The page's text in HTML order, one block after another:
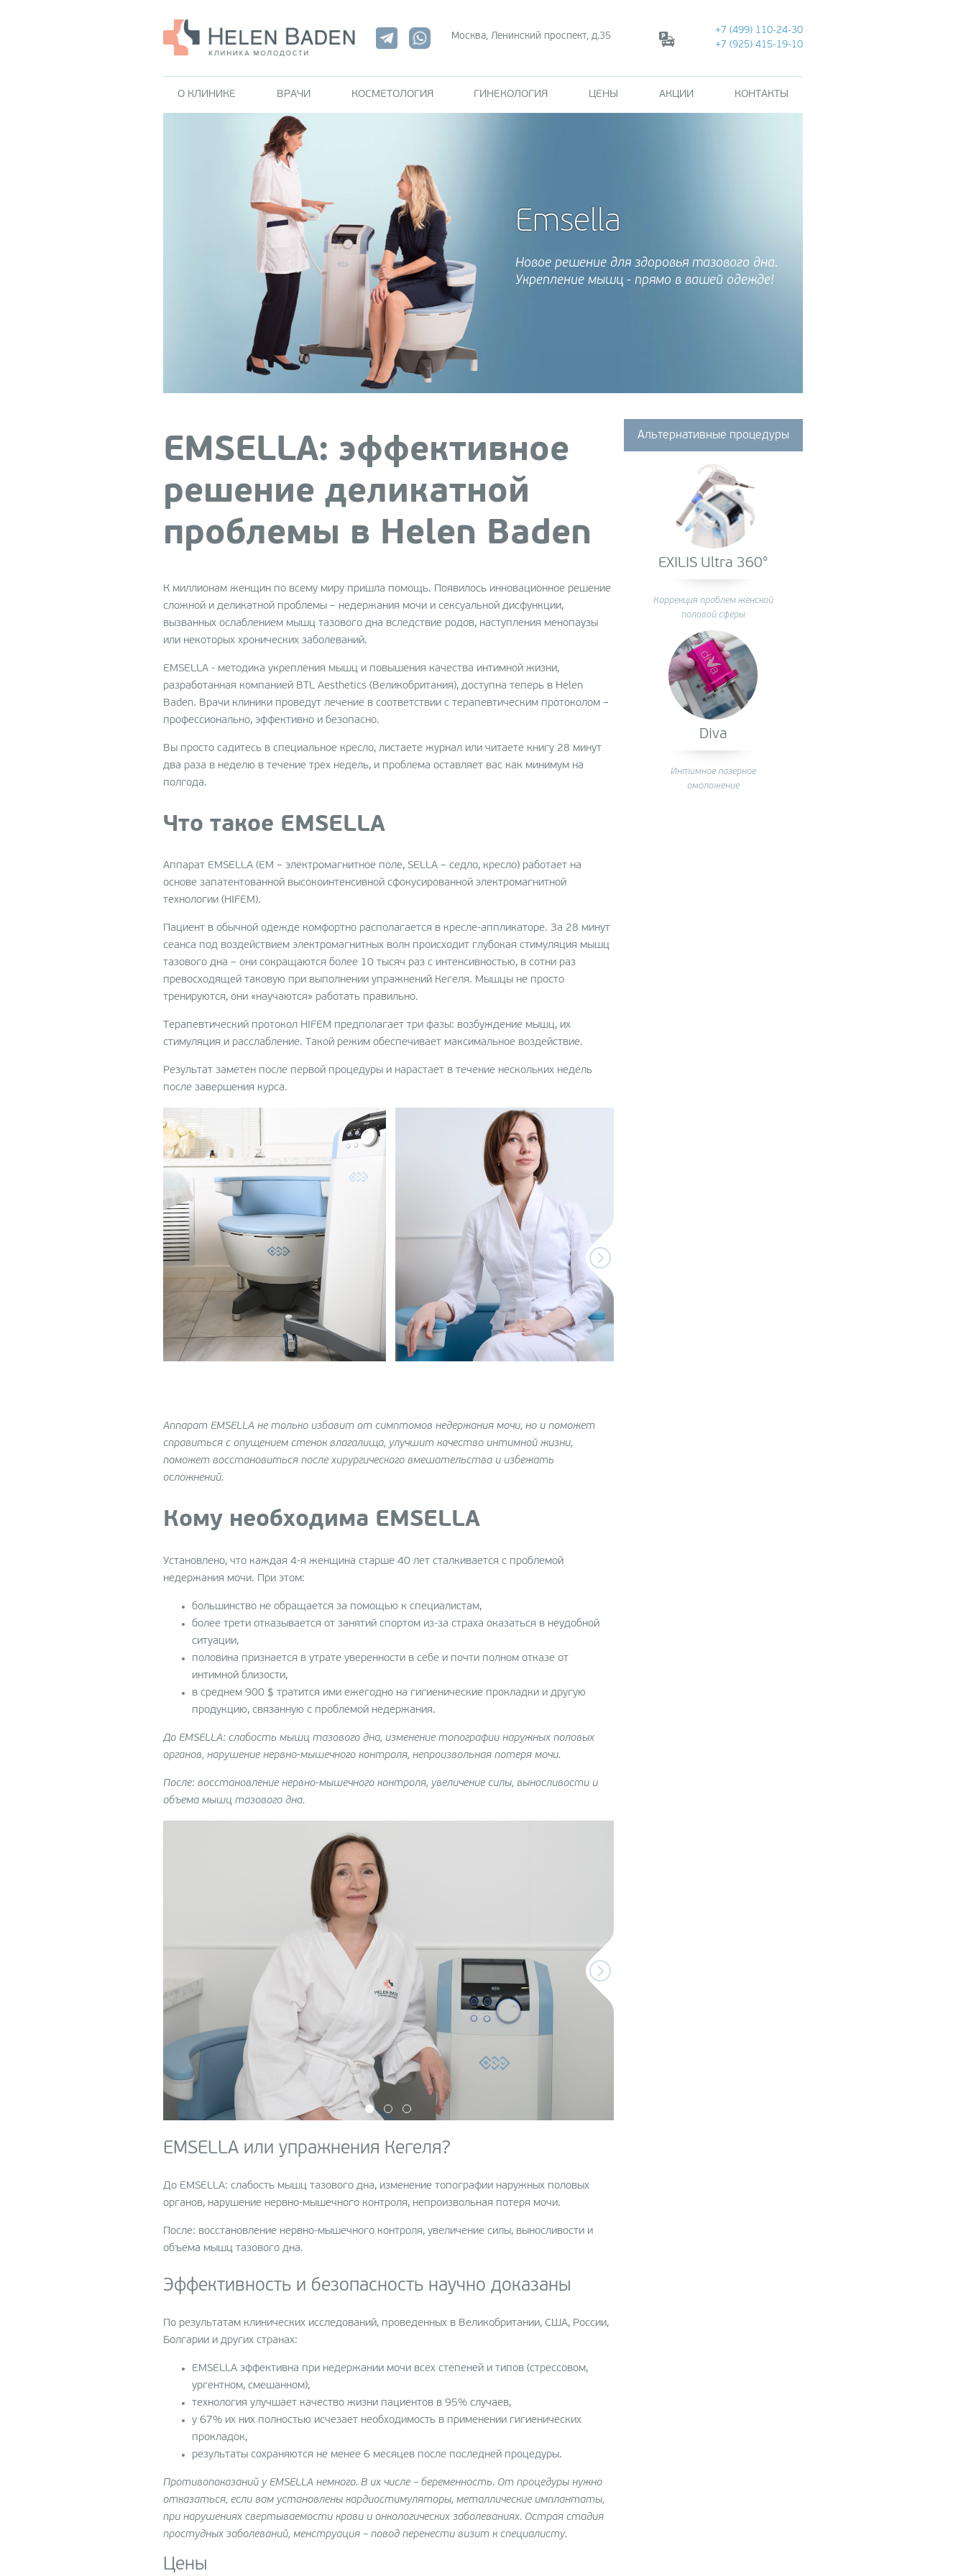
Москва, Ленинский проспект, д.35
+7 (499) 110-24-30
+7 (925) 415-19-10
О КЛИНИКЕ ВРАЧИ КОСМЕТОЛОГИЯ
ОМОЛОЖЕНИЕ
Фотоомоложение BBL
(BroadBand Light)
Ультразвуковой лифтинг
Термоактивный лифтинг
Контурная пластика
Устранение морщин
(Ботулинотерапия)
Фракционное омоложение
на гибридном лазере Halo
EXILIS
Плацентарная терапия
Плазмотерапия
PRP-терапия
Фракционный игольчатый
термолиз (Infini)
Лазерный пилинг Nanopeel
Micropeel
Фракционная абляционная
шлифовка ProFractional
Консультация с 3D-
Мезотерапия
Биоревитализация
Гидромеханопилинг
HydraFacial
ЭСТЕТИКА ТЕЛА
Лифтинг тела Thermage
Emtone: эффективное и
неинвазивное лечение
целлюлита
Лазерное удаление сосудов
Clear V
Ударно-волновая терапия
на аппарате X-WAVE
EXILIS – идеальные контуры
вашего тела в Helen Baden
Криолиполиз (Zeltiq)
ГИНЕКОЛОГИЯ
ЭСТЕТИЧЕСКАЯ
ГИНЕКОЛОГИЯ
Exilis Ultra 360 - Инновация
в интимном омоложении
Diva - интимное лазерное
омоложение
Emsella - HIFEM стимуляция
мышц тазового дна Emsella
ЦЕНЫ АКЦИИ КОНТАКТЫ
Emsella
Новое решение для здоровья тазового дна.
Укрепление мышц - прямо в вашей одежде!
EMSELLA: эффективное
решение деликатной
проблемы в Helen Baden
К миллионам женщин по всему миру пришла помощь. Появилось инновационное решение
сложной и деликатной проблемы – недержания мочи и сексуальной дисфункции,
вызванных ослаблением мышц тазового дна вследствие родов, наступления менопаузы
или некоторых хронических заболеваний.
EMSELLA - методика укрепления мышц и повышения качества интимной жизни,
разработанная компанией BTL Aesthetics (Великобритания), доступна теперь в Helen
Baden. Врачи клиники проведут лечение в соответствии с терапевтическим протоколом –
профессионально, эффективно и безопасно.
Вы просто садитесь в специальное кресло, листаете журнал или читаете книгу 28 минут
два раза в неделю в течение трех недель, и проблема оставляет вас как минимум на
полгода.
Что такое EMSELLA
Аппарат EMSELLA (EM – электромагнитное поле, SELLA – седло, кресло) работает на
основе запатентованной высокоинтенсивной сфокусированной электромагнитной
технологии (HIFEM).
Пациент в обычной одежде комфортно располагается в кресле-аппликаторе. За 28 минут
сеанса под воздействием электромагнитных волн происходит глубокая стимуляция мышц
тазового дна – они сокращаются более 10 тысяч раз с интенсивностью, в сотни раз
превосходящей таковую при выполнении упражнений Кегеля. Мышцы не просто
тренируются, они «научаются» работать правильно.
Терапевтический протокол HIFEM предполагает три фазы: возбуждение мышц, их
стимуляция и расслабление. Такой режим обеспечивает максимальное воздействие.
Результат заметен после первой процедуры и нарастает в течение нескольких недель
после завершения курса.
Аппарат EMSELLA не только избавит от симптомов недержания мочи, но и поможет
справиться с опущением стенок влагалища, улучшит качество интимной жизни,
поможет восстановиться после хирургического вмешательства и избежать
осложнений.
Кому необходима EMSELLA
Установлено, что каждая 4-я женщина старше 40 лет сталкивается с проблемой
недержания мочи. При этом:
большинство не обращается за помощью к специалистам,
более трети отказывается от занятий спортом из-за страха оказаться в неудобной
ситуации,
половина признается в утрате уверенности в себе и почти полном отказе от
интимной близости,
в среднем 900 $ тратится ими ежегодно на гигиенические прокладки и другую
продукцию, связанную с проблемой недержания.
До EMSELLA: слабость мышц тазового дна, изменение топографии наружных половых
органов, нарушение нервно-мышечного контроля, непроизвольная потеря мочи.
После: восстановление нервно-мышечного контроля, увеличение силы, выносливости и
объема мышц тазового дна.
EMSELLA или упражнения Кегеля?
До EMSELLA: слабость мышц тазового дна, изменение топографии наружных половых
органов, нарушение нервно-мышечного контроля, непроизвольная потеря мочи.
После: восстановление нервно-мышечного контроля, увеличение силы, выносливости и
объема мышц тазового дна.
Эффективность и безопасность научно доказаны
По результатам клинических исследований, проведенных в Великобритании, США, России,
Болгарии и других странах:
EMSELLA эффективна при недержании мочи всех степеней и типов (стрессовом,
ургентном, смешанном),
технология улучшает качество жизни пациентов в 95% случаев,
у 67% их них полностью исчезает необходимость в применении гигиенических
прокладок,
результаты сохраняются не менее 6 месяцев после последней процедуры.
Противопоказаний у EMSELLA немного. В их числе – беременность. От процедуры нужно
отказаться, если вам установлены кардиостимуляторы, металлические имплантаты,
при нарушениях свертываемости крови и онкологических заболеваниях. Острая стадия
простудных заболеваний, менструация – повод перенести визит к специалисту.
Цены
Альтернативные процедуры
EXILIS Ultra 360°
Коррекция проблем женской
половой сферы
Diva
Интимное лазерное
омоложение